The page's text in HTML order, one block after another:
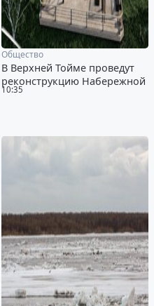
10:35
Общество
В Верхней Тойме проведут
реконструкцию Набережной